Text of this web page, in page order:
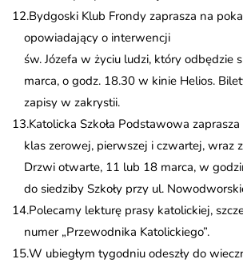
Bydgoski Klub Frondy zaprasza na
opowiadający o interwencji
św. Józefa w życiu ludzi, który odbędzie
marca, o godz. 18.30 w kinie Helios.
zapisy w zakrystii.
Katolicka Szkoła Podstawowa
klas zerowej, pierwszej i czwartej, wraz
Drzwi otwarte, 11 lub 18 marca, w
do siedziby Szkoły przy ul.
Polecamy lekturę prasy katolickiej,
numer „Przewodnika Katolickiego”.
W ubiegłym tygodniu odeszły do